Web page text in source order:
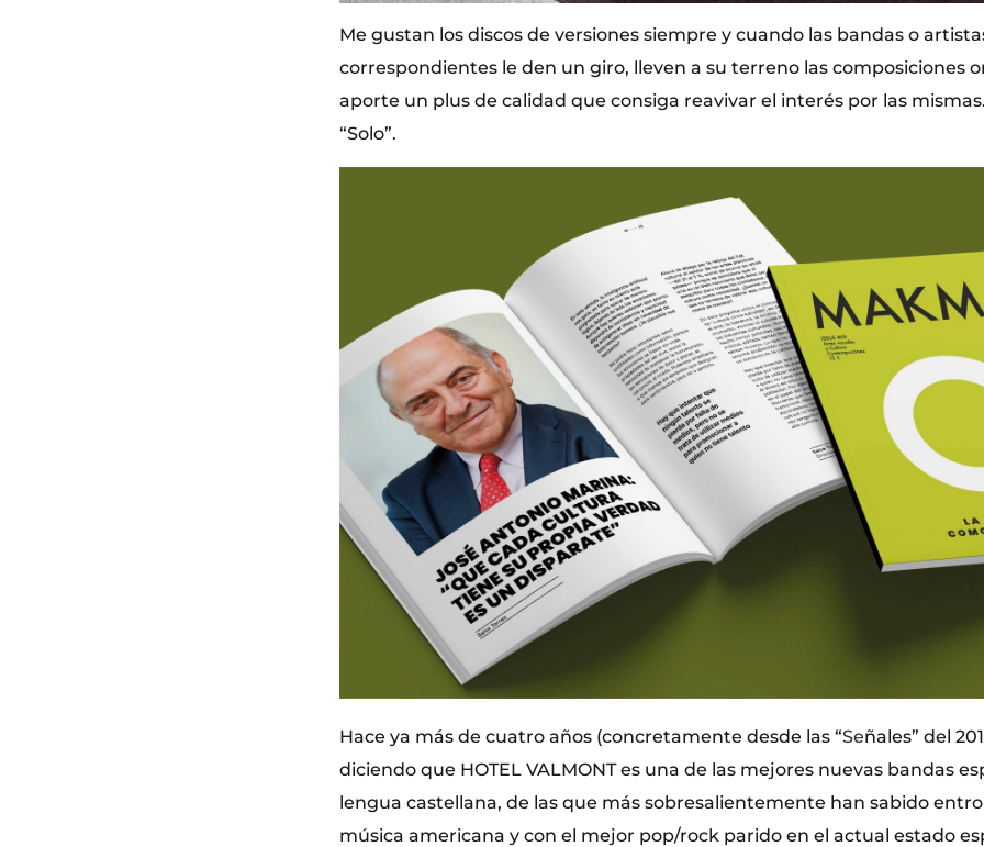
Me gustan los discos de versiones siempre y cuando las bandas o
correspondientes le den un giro, lleven a su terreno las composiciones
aporte un plus de calidad que consiga reavivar el interés por las
“Solo”.
Hace ya más de cuatro años (concretamente desde las “Señales” del
diciendo que HOTEL VALMONT es una de las mejores nuevas bandas
lengua castellana, de las que más sobresalientemente han sabido
música americana y con el mejor pop/rock parido en el actual estado